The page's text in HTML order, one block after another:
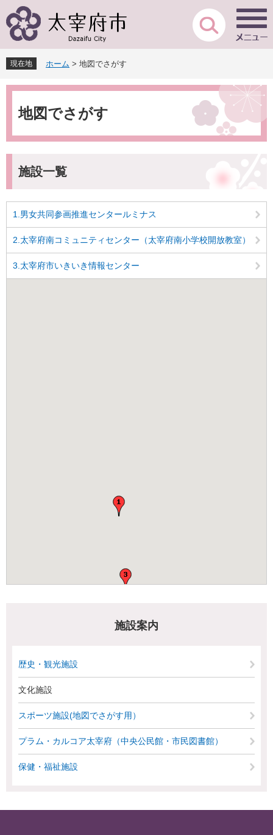
ー
先
頭
で
ニ
を
飛
ば
現在地 ホーム > 地図でさがす
本
地図でさがす
施設一覧
1.男女共同参画推進センタールミナス
2.太宰府南コミュニティセンター（太宰府南小学校開放教室）
3.太宰府市いきいき情報センター
施設案内
歴史・観光施設
文化施設
スポーツ施設(地図でさがす用）
プラム・カルコア太宰府（中央公民館・市民図書館）
保健・福祉施設